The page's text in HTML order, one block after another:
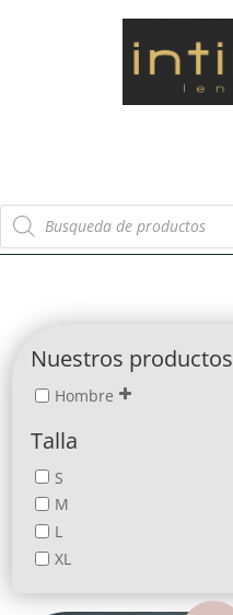
Búsqueda
de
productos
Nuestros productos
Hombre
Talla
S
M
L
XL